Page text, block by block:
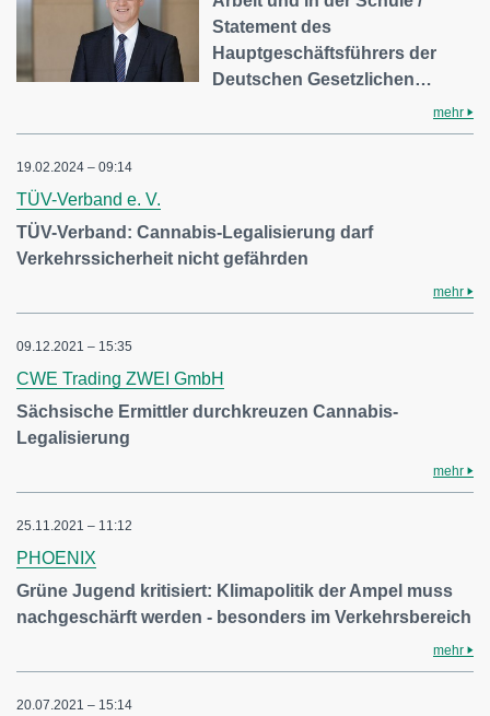
Statement des
Hauptgeschäftsführers der
Deutschen Gesetzlichen…
mehr
19.02.2024 – 09:14
TÜV-Verband e. V.
TÜV-Verband: Cannabis-Legalisierung darf
Verkehrssicherheit nicht gefährden
mehr
09.12.2021 – 15:35
CWE Trading ZWEI GmbH
Sächsische Ermittler durchkreuzen Cannabis-
Legalisierung
mehr
25.11.2021 – 11:12
PHOENIX
Grüne Jugend kritisiert: Klimapolitik der Ampel muss
nachgeschärft werden - besonders im Verkehrsbereich
mehr
20.07.2021 – 15:14